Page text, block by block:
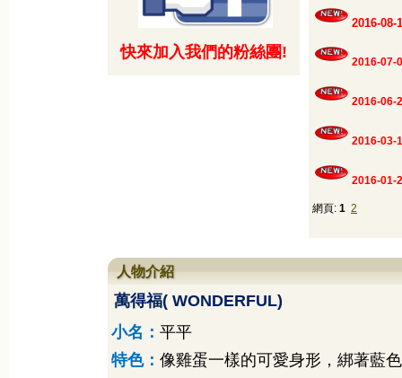
快來加入我們的粉絲團!
2016-08-
2016-07-
2016-06-
2016-03-
2016-01-
網頁: 1 2
人物介紹
萬得福( WONDERFUL)
小名： 平平
特色： 像雞蛋一樣的可愛身形，綁著藍